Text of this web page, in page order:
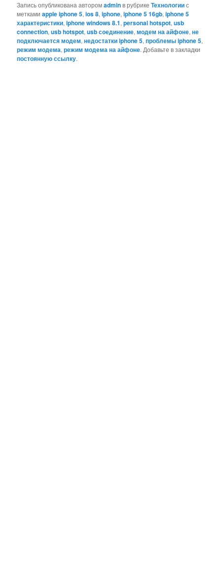
Запись опубликована авторомadminв рубрикеТехнологиис
меткамиapple iphone 5,ios 8,iphone,iphone 5 16gb,iphone 5
характеристики,iphone windows 8.1,personal hotspot,usb
connection,usb hotspot,usb соединение,модем на айфоне,не
подключается модем,недостатки iphone 5,проблемы iphone 5,
режим модема,режим модема на айфоне. Добавьте в закладки
постоянную ссылку.